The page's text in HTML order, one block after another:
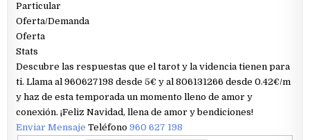
Particular
Oferta/Demanda
Oferta
Stats
Descubre las respuestas que el tarot y la videncia tienen para
ti. Llama al 960627198 desde 5€ y al 806131266 desde 0.42€/m
y haz de esta temporada un momento lleno de amor y
conexión. ¡Feliz Navidad, llena de amor y bendiciones!
Enviar MensajeTeléfono960 627 198